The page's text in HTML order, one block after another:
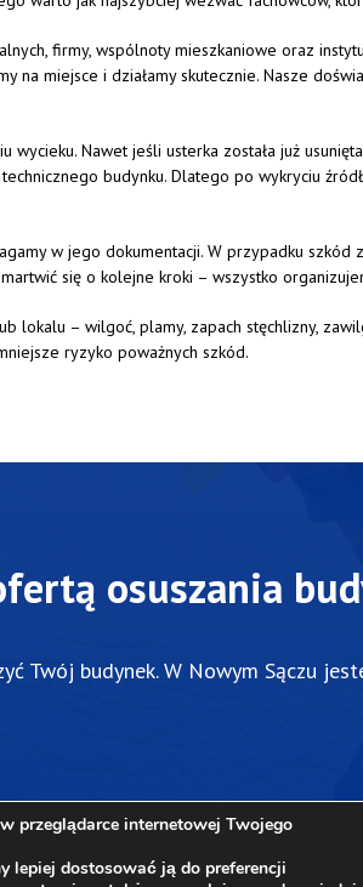
firmy, wspólnotymieszkaniowe oraz
na miejsce i działamyskutecznie. Nasze
wycieku. Nawet jeśli usterka została już
technicznego budynku. Dlatego po wykryciu
w jego dokumentacji. W przypadku szkód
martwić się o kolejne kroki – wszystko
lokalu – wilgoć, plamy, zapach stęchlizny,
ryzyko poważnych szkód.
osuszania
Twój budynek.W Nowym Sączu
przeglądarce internetowej Twojego
lepiej dostosować ją do preferencji